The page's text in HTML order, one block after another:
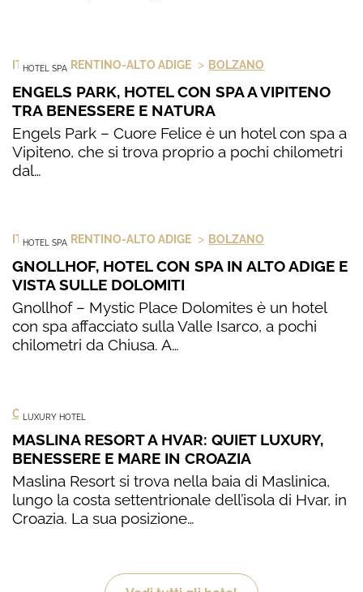
HOTEL SPA
ITALIA > TRENTINO-ALTO ADIGE > BOLZANO
ENGELS PARK, HOTEL CON SPA A VIPITENO
TRA BENESSERE E NATURA
Engels Park – Cuore Felice è un hotel con spa a
Vipiteno, che si trova proprio a pochi chilometri
dal…
HOTEL SPA
ITALIA > TRENTINO-ALTO ADIGE > BOLZANO
GNOLLHOF, HOTEL CON SPA IN ALTO ADIGE E
VISTA SULLE DOLOMITI
Gnollhof – Mystic Place Dolomites è un hotel
con spa affacciato sulla Valle Isarco, a pochi
chilometri da Chiusa. A…
LUXURY HOTEL
CROAZIA
MASLINA RESORT A HVAR: QUIET LUXURY,
BENESSERE E MARE IN CROAZIA
Maslina Resort si trova nella baia di Maslinica,
lungo la costa settentrionale dell’isola di Hvar, in
Croazia. La sua posizione…